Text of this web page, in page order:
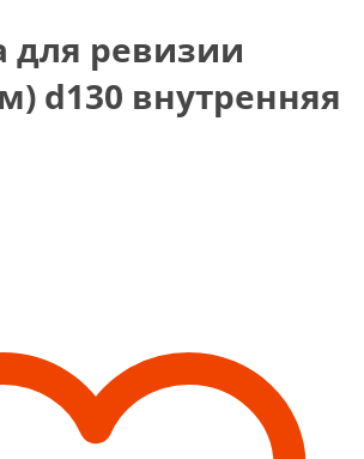
для ревизии
d130 внутренняя